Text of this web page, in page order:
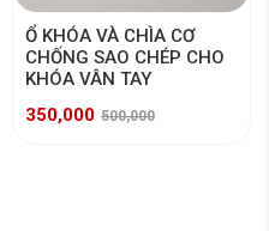
Ổ KHÓA VÀ CHÌA CƠ
CHỐNG SAO CHÉP CHO
KHÓA VÂN TAY
350,000 500,000